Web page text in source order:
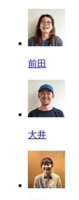
前田
大井